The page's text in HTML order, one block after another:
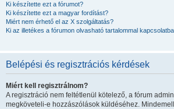
Ki készítette ezt a fórumot?
Ki készítette ezt a magyar fordítást?
Miért nem érhető el az X szolgáltatás?
Ki az illetékes a fórumon olvasható tartalommal
Belépési és regisztrációs kérdések
Miért kell regisztrálnom?
A regisztráció nem feltétlenül kötelező, a fórum
megköveteli-e hozzászólások küldéséhez.